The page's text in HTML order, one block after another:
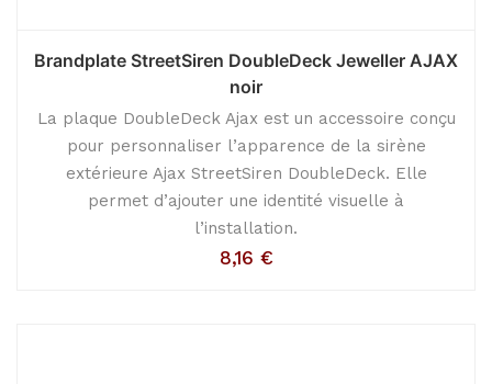
Brandplate StreetSiren DoubleDeck Jeweller AJAX
noir
La plaque DoubleDeck Ajax est un accessoire conçu
pour personnaliser l’apparence de la sirène
extérieure Ajax StreetSiren DoubleDeck. Elle
permet d’ajouter une identité visuelle à
l’installation.
8,16 €